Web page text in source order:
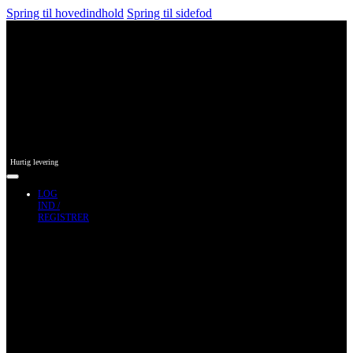
Spring til hovedindhold Spring til sidefod
Hurtig levering
LOG
IND /
REGISTRER